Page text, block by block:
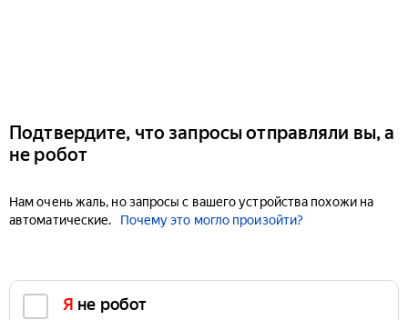
Подтвердите, что запросы отправляли вы, а
не робот
Нам очень жаль, но запросы с вашего устройства похожи на
автоматические.
Почему это могло произойти?
Я не робот